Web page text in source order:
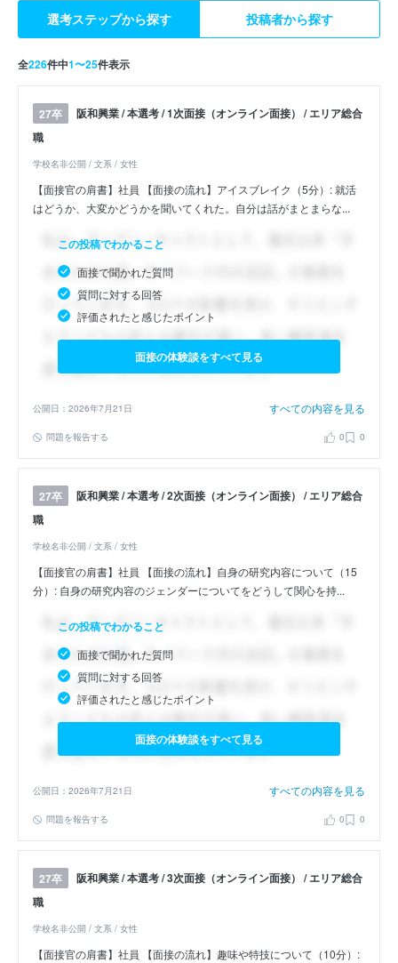
選考ステップから探す 投稿者から探す
全226件中1〜25件表示
27卒
阪和興業 / 本選考 / 1次面接（オンライン面接） / エリア総合
職
学校名非公開 / 文系 / 女性
【面接官の肩書】社員 【面接の流れ】アイスブレイク（5分）: 就活
はどうか、大変かどうかを聞いてくれた。自分は話がまとまらな...
この投稿でわかること
面接で聞かれた質問
質問に対する回答
評価されたと感じたポイント
面接の体験談をすべて見る
公開日：2026年7月21日 すべての内容を見る
問題を報告する 0 0
27卒
阪和興業 / 本選考 / 2次面接（オンライン面接） / エリア総合
職
学校名非公開 / 文系 / 女性
【面接官の肩書】社員 【面接の流れ】自身の研究内容について（15
分）: 自身の研究内容のジェンダーについてをどうして関心を持...
この投稿でわかること
面接で聞かれた質問
質問に対する回答
評価されたと感じたポイント
面接の体験談をすべて見る
公開日：2026年7月21日 すべての内容を見る
問題を報告する 0 0
27卒
阪和興業 / 本選考 / 3次面接（オンライン面接） / エリア総合
職
学校名非公開 / 文系 / 女性
【面接官の肩書】社員 【面接の流れ】趣味や特技について（10分）: